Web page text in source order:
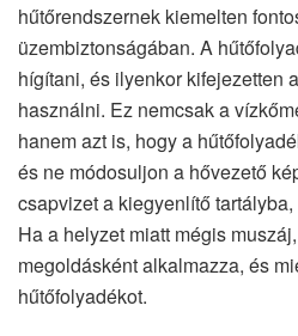
hűtőrendszernek kiemelten
üzembiztonságában. A
hígítani, és ilyenkor kifejezetten
használni. Ez nemcsak a
hanem azt is, hogy a
és ne módosuljon a hővezető
csapvizet a kiegyenlítő
Ha a helyzet miatt mégis
megoldásként alkalmazza, és
hűtőfolyadékot.